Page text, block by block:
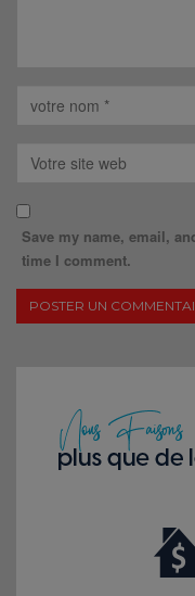
Save my name, email,
time I comment.